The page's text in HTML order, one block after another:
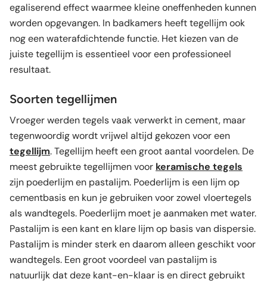
egaliserend effect waarmee kleine oneffenheden kunnen
worden opgevangen. In badkamers heeft tegellijm ook
nog een waterafdichtende functie. Het kiezen van de
juiste tegellijm is essentieel voor een professioneel
resultaat.
Soorten tegellijmen
Vroeger werden tegels vaak verwerkt in cement, maar
tegenwoordig wordt vrijwel altijd gekozen voor een
tegellijm. Tegellijm heeft een groot aantal voordelen. De
meest gebruikte tegellijmen voor keramische tegels
zijn poederlijm en pastalijm. Poederlijm is een lijm op
cementbasis en kun je gebruiken voor zowel vloertegels
als wandtegels. Poederlijm moet je aanmaken met water.
Pastalijm is een kant en klare lijm op basis van dispersie.
Pastalijm is minder sterk en daarom alleen geschikt voor
wandtegels. Een groot voordeel van pastalijm is
natuurlijk dat deze kant-en-klaar is en direct gebruikt